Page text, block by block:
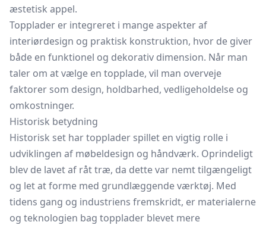
æstetisk appel.
Topplader er integreret i mange aspekter af
interiørdesign og praktisk konstruktion, hvor de giver
både en funktionel og dekorativ dimension. Når man
taler om at vælge en topplade, vil man overveje
faktorer som design, holdbarhed, vedligeholdelse og
omkostninger.
Historisk betydning
Historisk set har topplader spillet en vigtig rolle i
udviklingen af møbeldesign og håndværk. Oprindeligt
blev de lavet af råt træ, da dette var nemt tilgængeligt
og let at forme med grundlæggende værktøj. Med
tidens gang og industriens fremskridt, er materialerne
og teknologien bag topplader blevet mere